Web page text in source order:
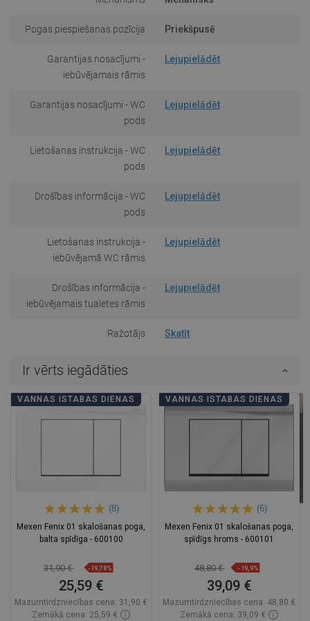
Pogas piespiešanas pozīcija Priekšpusē
Garantijas nosacījumi -
iebūvējamais rāmis
Lejupielādēt
Garantijas nosacījumi - WC
pods
Lejupielādēt
Lietošanas instrukcija - WC
pods
Lejupielādēt
Drošības informācija - WC
pods
Lejupielādēt
Lietošanas instrukcija -
iebūvējamā WC rāmis
Lejupielādēt
Drošības informācija -
iebūvējamais tualetes rāmis
Lejupielādēt
Ražotājs Skatīt
Ir vērts iegādāties
VANNAS ISTABAS DIENAS
(8)
Mexen Fenix 01 skalošanas poga,
balta spīdīga - 600100
31,90 € -19,78%
25,59 €
Mazumtirdzniecības cena: 31,90 €
Zemākā cena: 25,59 €
VANNAS ISTABAS DIENAS
(6)
Mexen Fenix 01 skalošanas poga,
spīdīgs hroms - 600101
48,80 € -19,9%
39,09 €
Mazumtirdzniecības cena: 48,80 €
Zemākā cena: 39,09 €